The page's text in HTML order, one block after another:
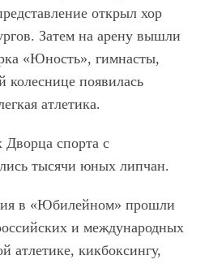
открыл хор
Затем на арену вышли
«Юность», гимнасты,
колеснице появилась
атлетика.
спорта с
тысячи юных липчан.
в «Юбилейном» прошли
и международных
атлетике, кикбоксингу,